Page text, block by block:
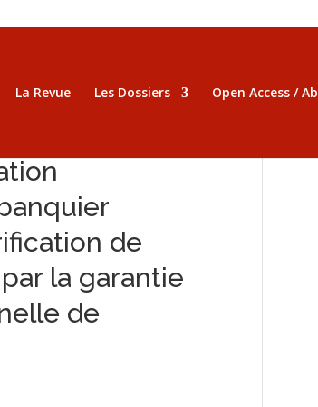
La Revue Les Dossiers Open Access /
de
la garantie
de